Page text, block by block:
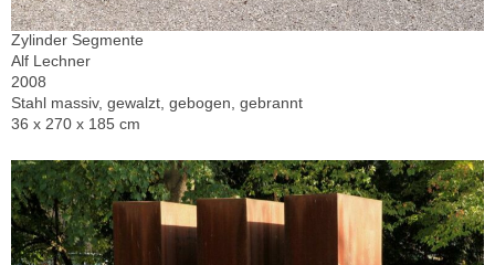
Zylinder Segmente
Alf Lechner
2008
Stahl massiv, gewalzt, gebogen, gebrannt
36 x 270 x 185 cm